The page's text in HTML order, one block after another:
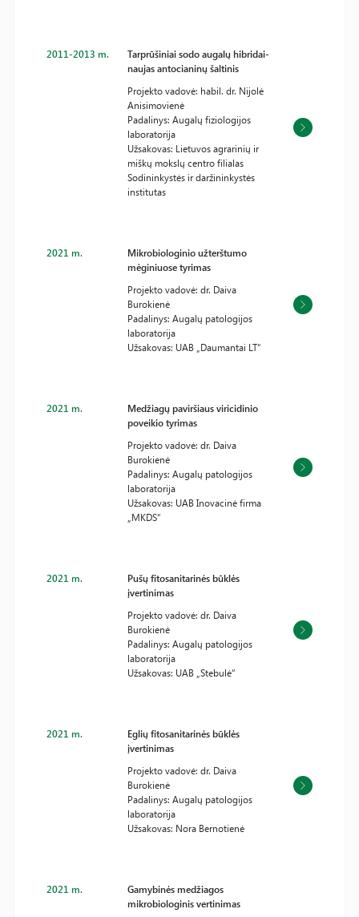
2011-2013 m.
Tarprūšiniai sodo augalų hibridai-
naujas antocianinų šaltinis
Projekto vadovė: habil. dr. Nijolė
Anisimovienė
Padalinys: Augalų fiziologijos
laboratorija
Užsakovas: Lietuvos agrarinių ir
miškų mokslų centro filialas
Sodininkystės ir daržininkystės
institutas
2021 m.
Mikrobiologinio užterštumo
mėginiuose tyrimas
Projekto vadovė: dr. Daiva
Burokienė
Padalinys: Augalų patologijos
laboratorija
Užsakovas: UAB „Daumantai LT“
2021 m.
Medžiagų paviršiaus viricidinio
poveikio tyrimas
Projekto vadovė: dr. Daiva
Burokienė
Padalinys: Augalų patologijos
laboratorija
Užsakovas: UAB Inovacinė firma
„MKDS“
2021 m.
Pušų fitosanitarinės būklės
įvertinimas
Projekto vadovė: dr. Daiva
Burokienė
Padalinys: Augalų patologijos
laboratorija
Užsakovas: UAB „Stebulė“
2021 m.
Eglių fitosanitarinės būklės
įvertinimas
Projekto vadovė: dr. Daiva
Burokienė
Padalinys: Augalų patologijos
laboratorija
Užsakovas: Nora Bernotienė
2021 m.
Gamybinės medžiagos
mikrobiologinis vertinimas